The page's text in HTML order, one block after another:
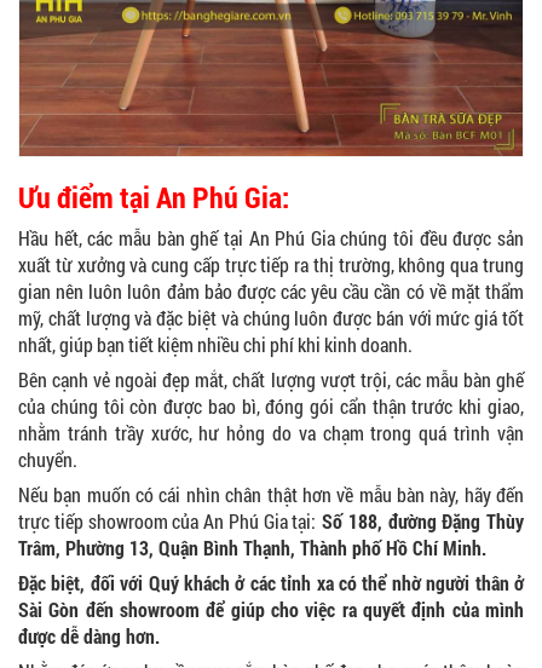
Ưu điểm tại An Phú Gia:
Hầu hết, các mẫu bàn ghế tại An Phú Gia chúng tôi đều được sản
xuất từ xưởng và cung cấp trực tiếp ra thị trường, không qua trung
gian nên luôn luôn đảm bảo được các yêu cầu cần có về mặt thẩm
mỹ, chất lượng và đặc biệt và chúng luôn được bán với mức giá tốt
nhất, giúp bạn tiết kiệm nhiều chi phí khi kinh doanh.
Bên cạnh vẻ ngoài đẹp mắt, chất lượng vượt trội, các mẫu bàn ghế
của chúng tôi còn được bao bì, đóng gói cẩn thận trước khi giao,
nhằm tránh trầy xước, hư hỏng do va chạm trong quá trình vận
chuyển.
Nếu bạn muốn có cái nhìn chân thật hơn về mẫu bàn này, hãy đến
trực tiếp showroom của An Phú Gia tại: Số 188, đường Đặng Thùy
Trâm, Phường 13, Quận Bình Thạnh, Thành phố Hồ Chí Minh.
Đặc biệt, đối với Quý khách ở các tỉnh xa có thể nhờ người thân ở
Sài Gòn đến showroom để giúp cho việc ra quyết định của mình
được dễ dàng hơn.